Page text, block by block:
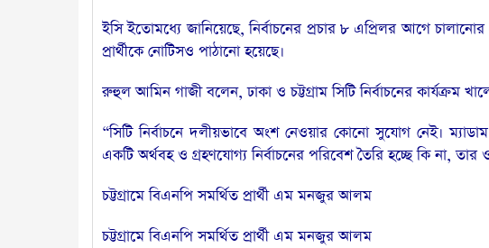
ইসি ইতোমধ্যে জানিয়েছে, নির্বাচনের প্রচার ৮ এপ্রিলর আগে
প্রার্থীকে নোটিসও পাঠানো হয়েছে।
রুহুল আমিন গাজী বলেন, ঢাকা ও চট্টগ্রাম সিটি নির্বাচনের কার্যক্রম
“সিটি নির্বাচনে দলীয়ভাবে অংশ নেওয়ার কোনো সুযোগ নেই।
একটি অর্থবহ ও গ্রহণযোগ্য নির্বাচনের পরিবেশ তৈরি হচ্ছে কি না,
চট্টগ্রামে বিএনপি সমর্থিত প্রার্থী এম মনজুর আলম
চট্টগ্রামে বিএনপি সমর্থিত প্রার্থী এম মনজুর আলম